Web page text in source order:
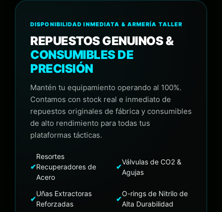
DISPONIBILIDAD INMEDIATA & ARMERÍA TALLER
REPUESTOS GENUINOS &
CONSUMIBLES DE
PRECISIÓN
Mantén tu equipamiento operando al 100%.
Contamos con stock real e inmediato de
repuestos originales de fábrica y consumibles
de alto rendimiento para todas tus
plataformas tácticas.
✔
Resortes
Recuperadores de
Acero
✔
Válvulas de CO2 &
Agujas
✔
Uñas Extractoras
Reforzadas
✔
O-rings de Nitrilo de
Alta Durabilidad